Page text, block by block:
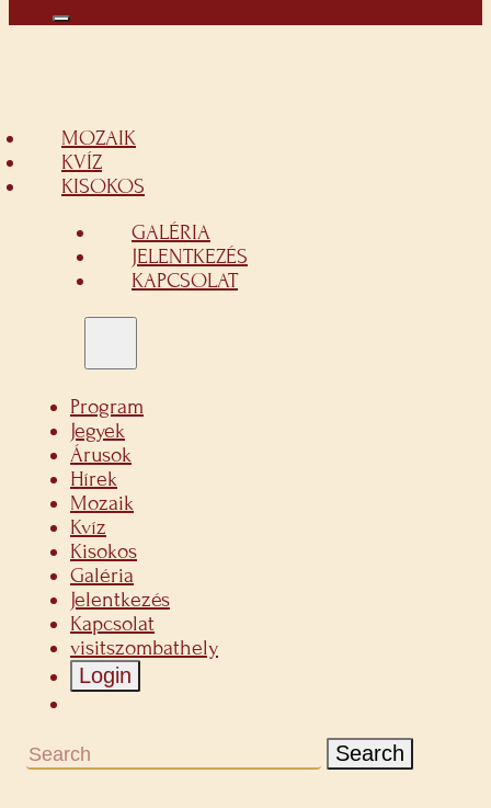
MOZAIK
KVÍZ
KISOKOS
GALÉRIA
JELENTKEZÉS
KAPCSOLAT
Program
Jegyek
Árusok
Hírek
Mozaik
Kvíz
Kisokos
Galéria
Jelentkezés
Kapcsolat
visitszombathely
Login
Search